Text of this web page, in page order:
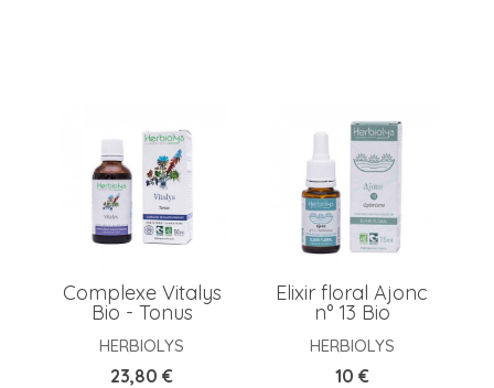
Complexe Vitalys
Bio - Tonus
HERBIOLYS
Prix
23,80 €
Elixir floral Ajonc
n° 13 Bio
HERBIOLYS
Prix
10 €